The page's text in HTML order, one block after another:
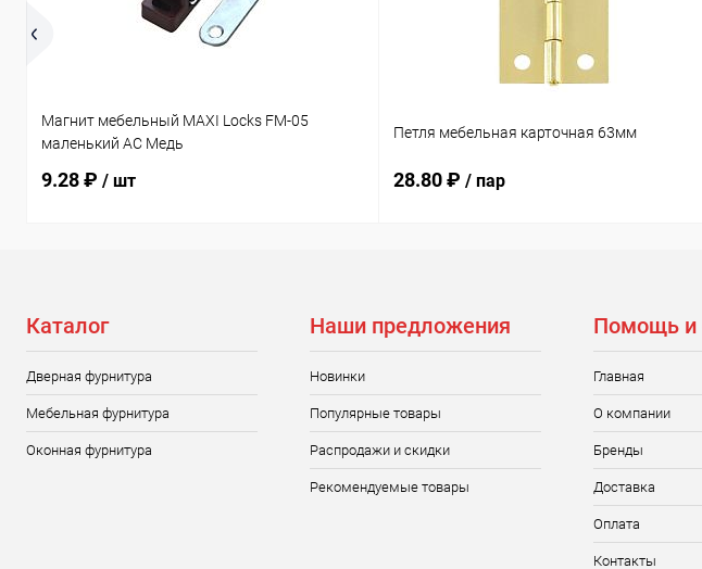
Магнит мебельный MAXI Locks FM-05
маленький AC Медь
9.28 ₽ / шт
Петля мебельная карточная 63мм
28.80 ₽ / пар
Каталог
Дверная фурнитура
Мебельная фурнитура
Оконная фурнитура
Наши предложения
Новинки
Популярные товары
Распродажи и скидки
Рекомендуемые товары
Помощь и
Главная
О компании
Бренды
Доставка
Оплата
Контакты